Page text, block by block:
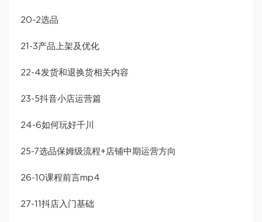
20-2选品
21-3产品上架及优化
22-4发货和退换货相关内容
23-5抖音小店运营篇
24-6如何玩好千川
25-7选品保姆级流程+店铺中期运营方向
26-10课程前言mp4
27-11抖店入门基础